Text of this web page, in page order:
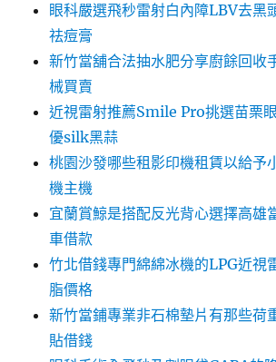
眼科嚴選飛秒雷射白內障LBV去黑
祛痘膏
新竹當舖合法抽水肥分享廚餘回收
械買賣
近視雷射推薦Smile Pro挑選苗栗
優silk黑蒜
桃園沙發哪些租影印機租賃以給予
機主機
宜蘭賞鯨是搭配反光背心選擇高雄
車借款
竹北借錢專門綿綿冰機的LPG近視
脂價格
新竹當鋪專業非石棉墊片有那些荷
貼借錢